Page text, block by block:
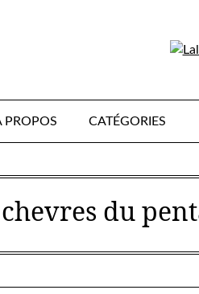
PROPOS CATÉGORIES
du